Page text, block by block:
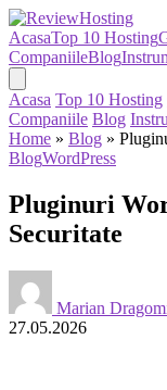
AcasaTop 10 Hosting
CompaniileBlog
Acasa Top 10 Hosting
Companiile Blog
Home » Blog »
BlogWordPress
Pluginuri
Securitate
Marian
27.05.2026